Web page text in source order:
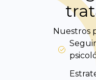
Nuestros